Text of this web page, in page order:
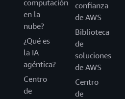
computación
en la
nube?
¿Qué es
la IA
agéntica?
Centro
de
confianza
de AWS
Biblioteca
de
soluciones
de AWS
Centro
de